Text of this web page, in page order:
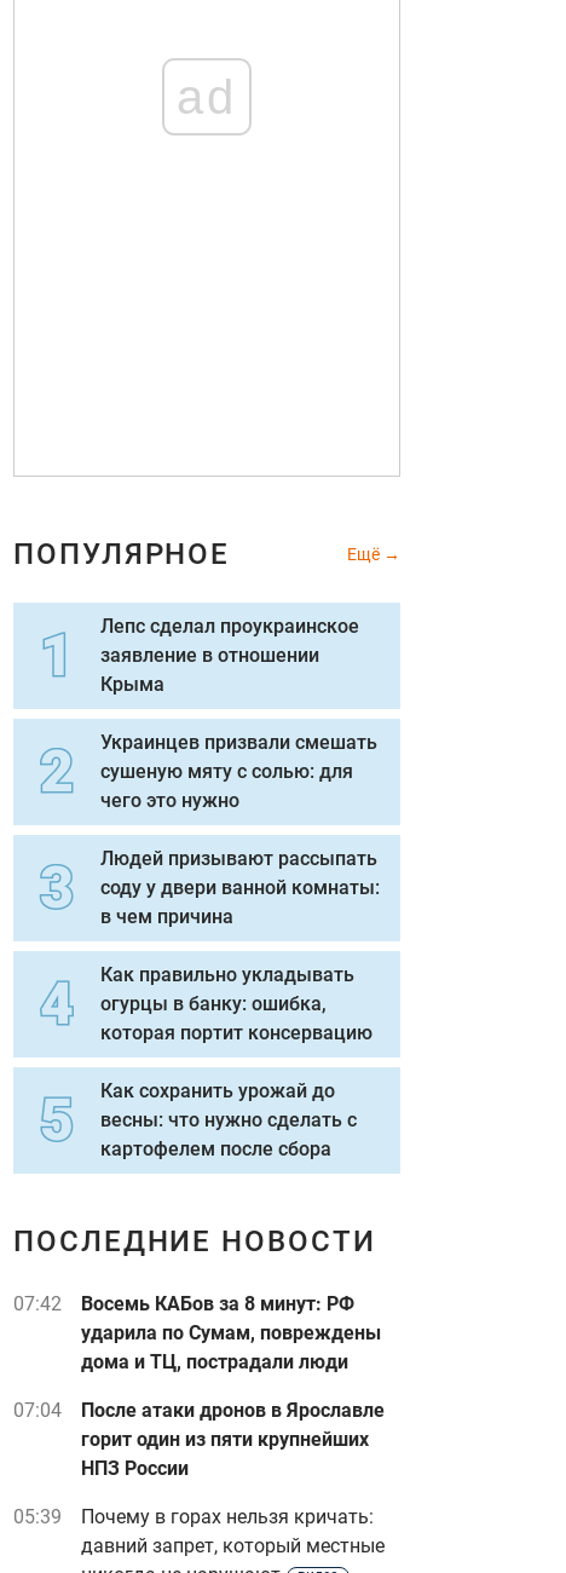
ad
ПОПУЛЯРНОЕ Ещё
Лепс сделал проукраинское
заявление в отношении
Крыма
Украинцев призвали смешать
сушеную мяту с солью: для
чего это нужно
Людей призывают рассыпать
соду у двери ванной комнаты:
в чем причина
Как правильно укладывать
огурцы в банку: ошибка,
которая портит консервацию
Как сохранить урожай до
весны: что нужно сделать с
картофелем после сбора
ПОСЛЕДНИЕ НОВОСТИ
07:42
Восемь КАБов за 8 минут: РФ
ударила по Сумам, повреждены
дома и ТЦ, пострадали люди
07:04
После атаки дронов в Ярославле
горит один из пяти крупнейших
НПЗ России
05:39
Почему в горах нельзя кричать:
давний запрет, который местные